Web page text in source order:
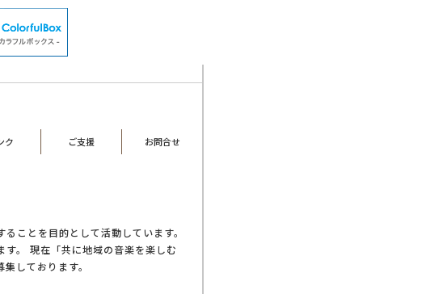
ク ご支援 お問合せ
ことを目的として活動しています。
。 現在「共に地域の音楽を楽しむ
しております。